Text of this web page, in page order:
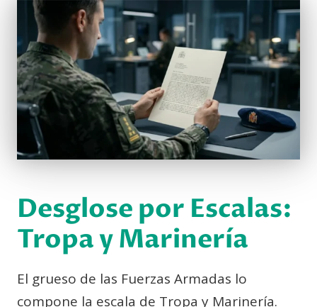
Desglose por Escalas:
Tropa y Marinería
El grueso de las Fuerzas Armadas lo
compone la escala de Tropa y Marinería.